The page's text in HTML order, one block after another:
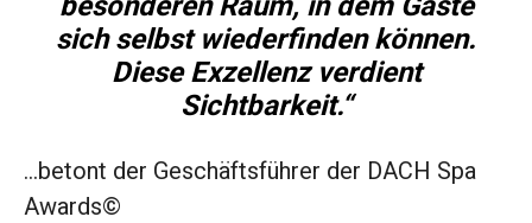
sich selbst wiederfinden können.
Diese Exzellenz verdient
Sichtbarkeit.“
…betont der Geschäftsführer der DACH Spa
Awards©